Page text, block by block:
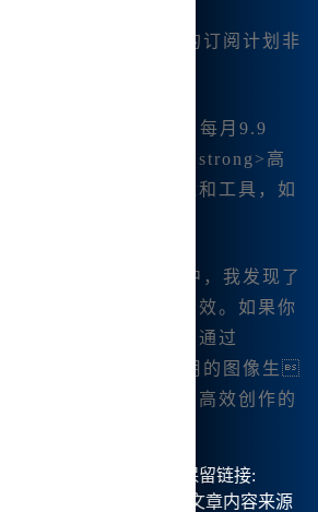
Midjourney中文版的订阅计划非
，堪称实惠。
计划： -
：每月9.9
基本绘图功能。 - <.strong>高
，享受更多高级功能和工具，如
量下载图像的过程中，我发现了
，如方便、快速和高效。如果你
烈推荐你尝试一下！通过
，你可以体验到更好用的图像生
心网络问题，享受高效创作的
族智能】原创，转载请保留链接:
show/4747.html，部分文章内容来源